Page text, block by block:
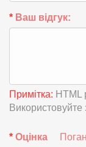
Ваш відгук:
Примітка: HTML
Використовуйте
Оцінка